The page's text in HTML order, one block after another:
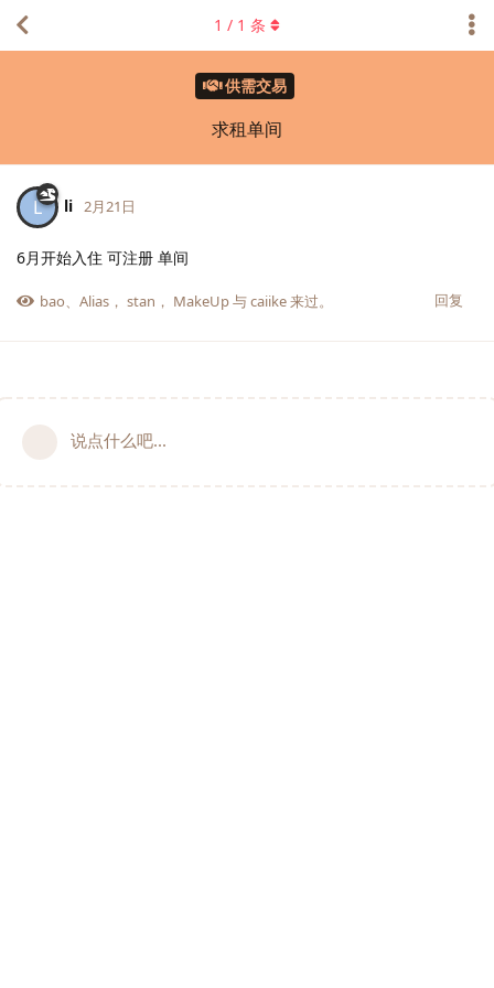
供需交易
求租单间
1 / 1 条
L li 2月21日
6月开始入住 可注册 单间
回复
bao、 Alias ， stan ， MakeUp与caiike来过。
说点什么吧...